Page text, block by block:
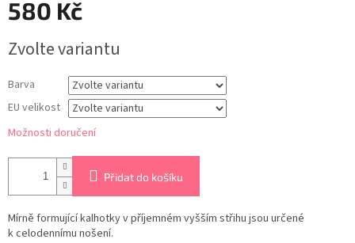
580 Kč
cena:
Zvolte variantu
Barva
EU velikost
Možnosti doručení
Přidat do košíku
Mírně formující kalhotky v příjemném vyšším střihu jsou určené
k celodennímu nošení.